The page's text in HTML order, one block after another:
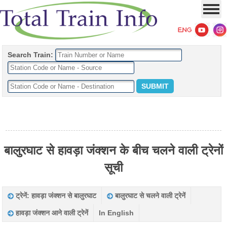
Search Train:
बालुरघाट से हावड़ा जंक्शन के बीच चलने वाली ट्रेनों
सूची
ट्रेनें: हावड़ा जंक्शन से बालुरघाट बालुरघाट से चलने वाली ट्रेनें
हावड़ा जंक्शन आने वाली ट्रेनें In English